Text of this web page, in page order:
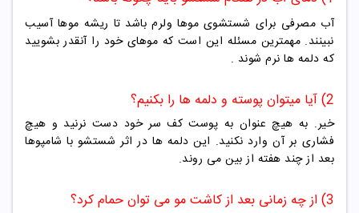
آب مصرفی برای شستشوی موها ولرم باشد تا ریشه موها آسیب
نبینند. مهمترین مسئله این است که موهای خود را آنقدر بشویید
که دلمه ها نرم شوند .
2) آیا میتوان پوسته و دلمه ها را بکنیم؟
خیر. به هیچ عنوان به پوست کف سر خود دست نرنید و هیچ
فشاری بر آن وارد نکنید. این دلمه ها در اثر شستشو با شامپوها
بعد از چند هفته از بین می روند.
3) از چه زمانی بعد از کاشت مو می توان حمام کرد؟